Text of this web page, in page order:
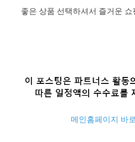
좋은 상품 선택하셔서 즐거운
메인홈페이지 바